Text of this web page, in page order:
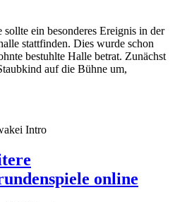
ein besonderes Ereignis in der
stattfinden. Dies wurde schon
bestuhlte Halle betrat. Zunächst
auf die Bühne um,
online